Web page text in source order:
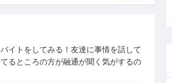
イトをしてみる！友達に事情を話して
るところの方が融通が聞く気がするの